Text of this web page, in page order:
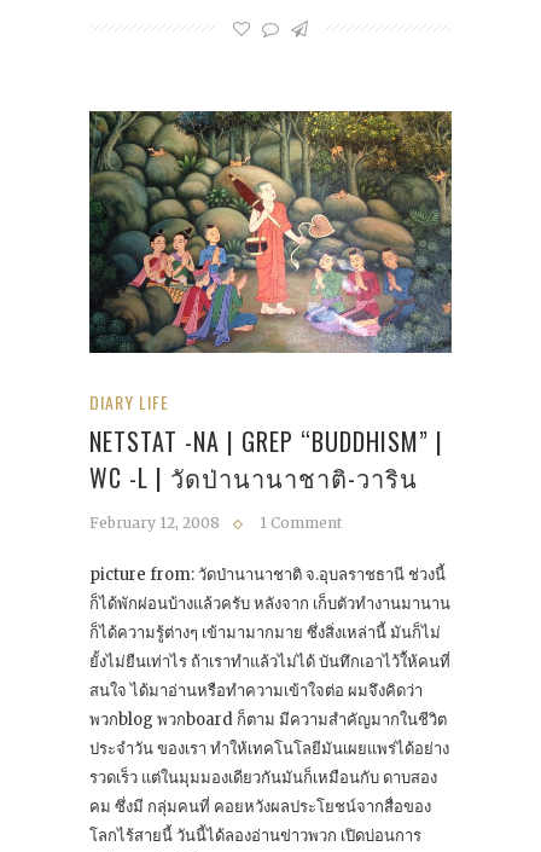
DIARY LIFE
NETSTAT -NA | GREP “BUDDHISM” |
WC -L | วัดป่านานาชาติ-วาริน
February 12, 2008 1 Comment
picture from: วัดป่านานาชาติ จ.อุบลราชธานี ช่วงนี้
ก็ได้พักผ่อนบ้างแล้วครับ หลังจาก เก็บตัวทำงานมานาน
ก็ได้ความรู้ต่างๆ เข้ามามากมาย ซึ่งสิ่งเหล่านี้ มันก็ไม่
ยั้งไม่ยืนเท่าไร ถ้าเราทำแล้วไม่ได้ บันทึกเอาไว้ใ้ห้คนที่
สนใจ ได้มาอ่านหรือทำความเข้าใจต่อ ผมจึงคิดว่า
พวกblog พวกboard ก็ตาม มีความสำคัญมากในชีวิต
ประจำวัน ของเรา ทำให้เทคโนโลยีมันเผยแพร่ได้อย่าง
รวดเร็ว แต่ในมุมมองเดียวกันมันก็เหมือนกับ ดาบสอง
คม ซึ่งมี กลุ่มคนที่ คอยหวังผลประโยชน์จากสื่อของ
โลกไร้สายนี้ วันนี้ได้ลองอ่านข่าวพวก เปิดบ่อนการ